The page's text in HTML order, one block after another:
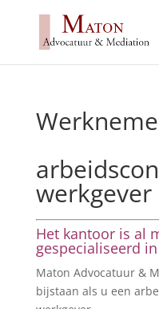
werkgever
Het kantoor is al
gespecialiseerd
Maton Advocatuur &
bijstaan als u een